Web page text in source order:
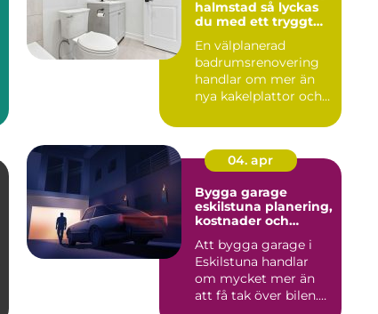
halmstad så lyckas
du med ett tryggt
En välplanerad
badrumsrenovering
handlar om mer än
nya kakelplattor och
många i...
04. apr
Bygga garage
eskilstuna planering,
kostnader och
Att bygga garage i
Eskilstuna handlar
om mycket mer än
att få tak över bilen.